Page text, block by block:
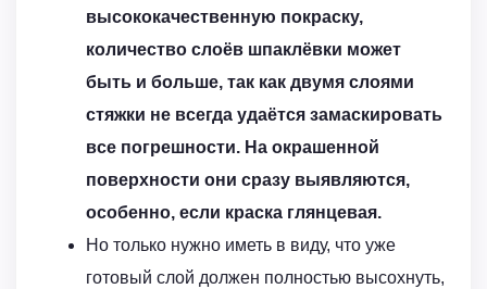
высококачественную покраску,
количество слоёв шпаклёвки может
быть и больше, так как двумя слоями
стяжки не всегда удаётся замаскировать
все погрешности. На окрашенной
поверхности они сразу выявляются,
особенно, если краска глянцевая.
Но только нужно иметь в виду, что уже
готовый слой должен полностью высохнуть,